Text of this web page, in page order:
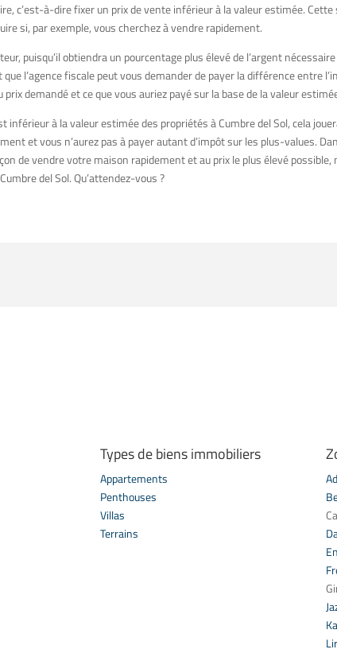
c’est-à-dire fixer un prix de vente inférieur à la valeur estimée.
si, par exemple, vous cherchez à vendre rapidement.
puisqu’il obtiendra un pourcentage plus élevé de l’argent
que l’agence fiscale peut vous demander de payer la différence entre
prix demandé et ce que vous auriez payé sur la base de la valeur
inférieur à la valeur estimée des propriétés à Cumbre del Sol, cela
et vous n’aurez pas à payer autant d’impôt sur les plus-values.
de vendre votre maison rapidement et au prix le plus élevé possible,
del Sol. Qu’attendez-vous ?
Types de biens immobiliers
Appartements
Penthouses
Villas
Terrains